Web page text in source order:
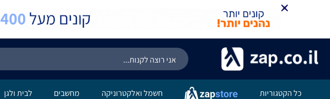
כל הקטגוריות חשמל ואלקטרוניקה מחשבים לבית ולגן